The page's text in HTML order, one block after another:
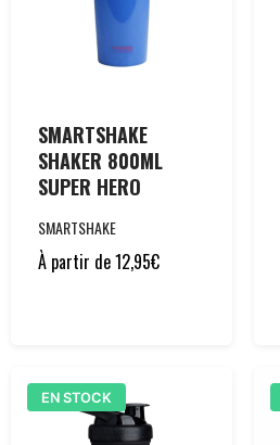
SMARTSHAKE
SHAKER 800ML
SUPER HERO
SMARTSHAKE
À partir de12,95€
EN STOCK